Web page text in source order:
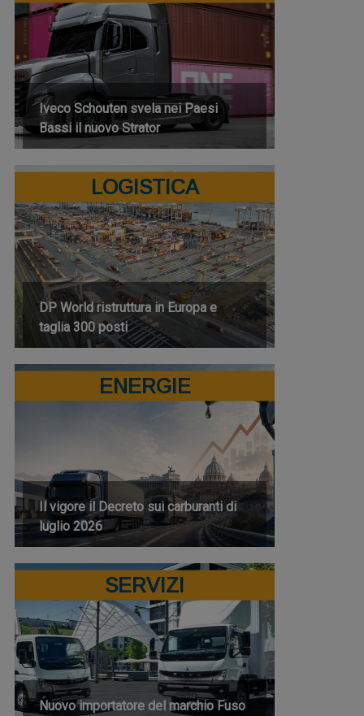
Iveco Schouten svela nei Paesi
Bassi il nuovo Strator
LOGISTICA
DP World ristruttura in Europa e
taglia 300 posti
ENERGIE
Il vigore il Decreto sui carburanti di
luglio 2026
SERVIZI
Nuovo importatore del marchio Fuso